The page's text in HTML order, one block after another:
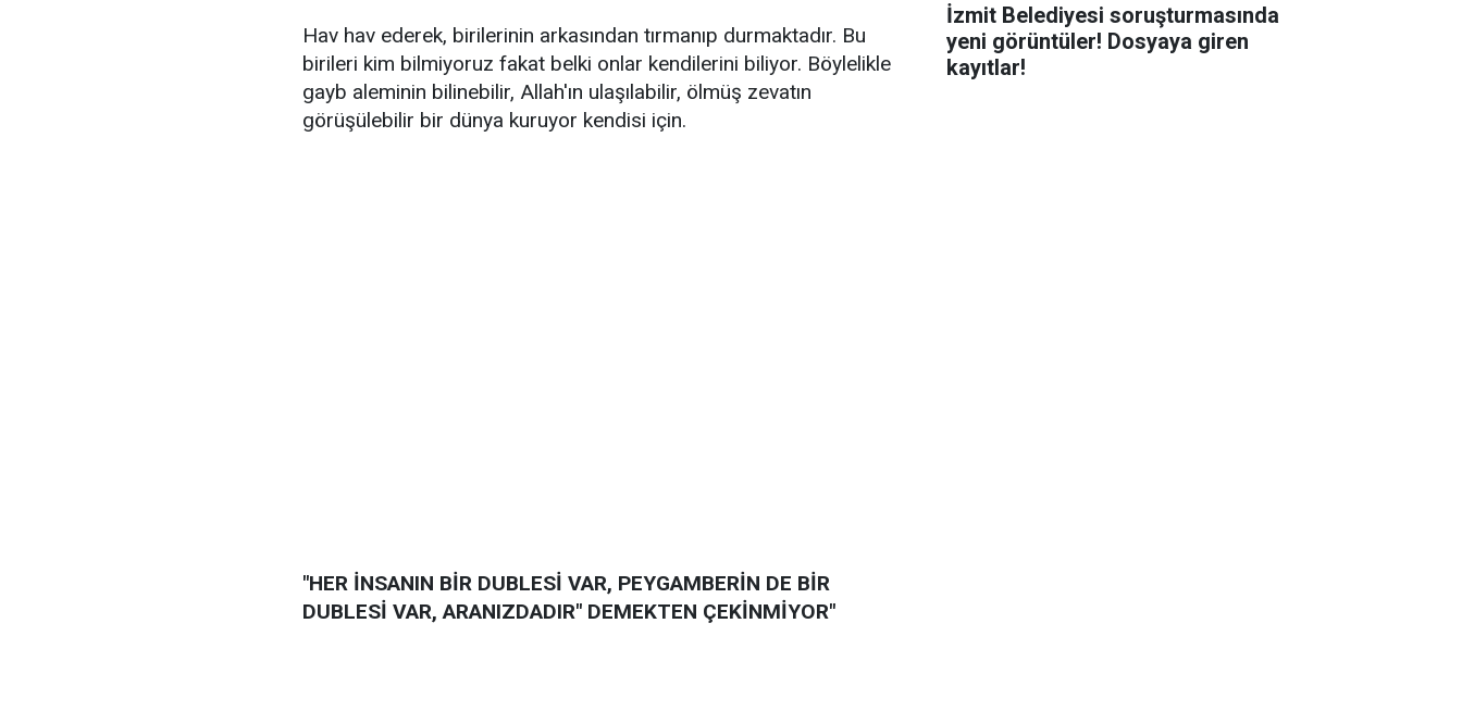
Hav hav ederek, birilerinin arkasından tırmanıp durmaktadır. Bu
birileri kim bilmiyoruz fakat belki onlar kendilerini biliyor. Böylelikle
gayb aleminin bilinebilir, Allah'ın ulaşılabilir, ölmüş zevatın
görüşülebilir bir dünya kuruyor kendisi için.
"HER İNSANIN BİR DUBLESİ VAR, PEYGAMBERİN DE BİR
DUBLESİ VAR, ARANIZDADIR" DEMEKTEN ÇEKİNMİYOR"
İzmit Belediyesi soruşturmasında
yeni görüntüler! Dosyaya giren
kayıtlar!